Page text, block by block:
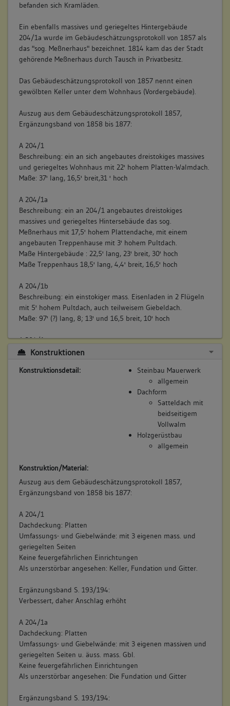
befanden sich Kramläden.
Ein ebenfalls massives und geriegeltes Hintergebäude
204/1a wurde im Gebäudeschätzungsprotokoll von 1857 als
das "sog. Meßnerhaus" bezeichnet. 1814 kam das der Stadt
gehörende Meßnerhaus durch Tausch in Privatbesitz.
Das Gebäudeschätzungsprotokoll von 1857 nennt einen
gewölbten Keller unter dem Wohnhaus (Vordergebäude).
Auszug aus dem Gebäudeschätzungsprotokoll 1857,
Ergänzungsband von 1858 bis 1877:
A 204/1
Beschreibung: ein an sich angebautes dreistokiges massives
und geriegeltes Wohnhaus mit 22' hohem Platten-Walmdach.
Maße: 37' lang, 16,5' breit,31 ' hoch
A 204/1a
Beschreibung: ein an 204/1 angebautes dreistokiges
massives und geriegeltes Hintersebäude das sog.
Meßnerhaus mit 17,5' hohem Plattendache, mit einem
angebauten Treppenhause mit 3' hohem Pultdach.
Maße Hintergebäude : 22,5' lang, 23' breit, 30' hoch
Maße Treppenhaus 18,5' lang, 4,4' breit, 16,5' hoch
A 204/1b
Beschreibung: ein einstokiger mass. Eisenladen in 2 Flügeln
mit 5' hohem Pultdach, auch teilweisem Giebeldach.
Maße: 97' (?) lang, 8; 13' und 16,5 breit, 10' hoch
A 204/1c
Beschreibung: eine freistehende einstokige geriegelte
Maße: 33' lang,11' breit, 10' hoch
Auszug aus dem Gebäudeschätzungsprotokoll 1857,
darübergeschrieben 4), 2 unheizbare Zimmer u. geypste
gewölbter Keller, sowie 1 Teil des Ladens und 1 dtto. des
Magazins.
A 204/1a
Räume Hintergebäude: 1 heizbares Zimmer (mit Bleistift
durchgestrichen und 2
darübergeschrieben), 2 gewöhnliche Kammern (mit Bleistift
durchgestrichen), 1 geipstes Magazin
Räume: enthält den Laden u. 1 heizb. Comtoir
Räume: ohne Einbau
Vorgefundener Zustand (z.B. Schäden, Vorzustand):
keine Angaben
Bestand/Ausstattung:
Konstruktionen
Konstruktionsdetail:
Steinbau Mauerwerk
allgemein
Dachform
Satteldach mit
beidseitigem
Vollwalm
Holzgerüstbau
allgemein
Konstruktion/Material:
Auszug aus dem Gebäudeschätzungsprotokoll 1857,
Ergänzungsband von 1858 bis 1877:
A 204/1
Dachdeckung: Platten
Umfassungs- und Giebelwände: mit 3 eigenen mass. und
geriegelten Seiten
Keine feuergefährlichen Einrichtungen
Als unzerstörbar angesehen: Keller, Fundation und Gitter.
Ergänzungsband S. 193/194:
Verbessert, daher Anschlag erhöht
A 204/1a
Dachdeckung: Platten
Umfassungs- und Giebelwände: mit 3 eigenen massiven und
geriegelten Seiten u. äuss. mass. Gbl.
Keine feuergefährlichen Einrichtungen
Als unzerstörbar angesehen: Die Fundation und Gitter
Ergänzungsband S. 193/194: